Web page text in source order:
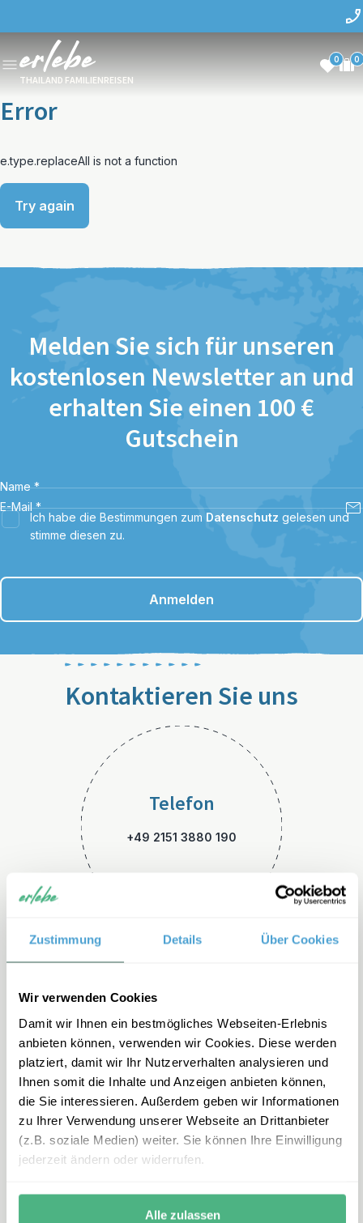
Zustimmung Details Über Cookies
Wir verwenden Cookies
Damit wir Ihnen ein bestmögliches Webseiten-Erlebnis
anbieten können, verwenden wir Cookies. Diese werden
platziert, damit wir Ihr Nutzerverhalten analysieren und
Ihnen somit die Inhalte und Anzeigen anbieten können,
die Sie interessieren. Außerdem geben wir Informationen
zu Ihrer Verwendung unserer Webseite an Drittanbieter
(z.B. soziale Medien) weiter. Sie können Ihre Einwilligung
jederzeit ändern oder widerrufen.
Alle zulassen
THAILAND FAMILIENREISEN
0 0
Error
e.type.replaceAll is not a function
Try again
Melden Sie sich für unseren
kostenlosen Newsletter an und
erhalten Sie einen 100 €
Gutschein
Name *
E-Mail *
Ich habe die Bestimmungen zum Datenschutz gelesen und
stimme diesen zu.
Anmelden
Kontaktieren Sie uns
Telefon
+49 2151 3880 190
E-Mail
thailand-familienreisen@erle
be.de
Montag – Freitag: